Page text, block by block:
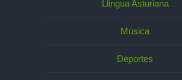
Llingua Asturiana
Música
Deportes